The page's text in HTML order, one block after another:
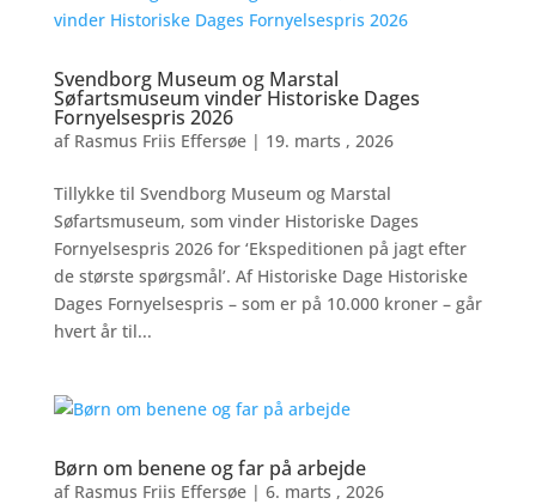
Svendborg Museum og Marstal
Søfartsmuseum vinder Historiske Dages
Fornyelsespris 2026
af Rasmus Friis Effersøe| 19. marts , 2026
Tillykke til Svendborg Museum og Marstal
Søfartsmuseum, som vinder Historiske Dages
Fornyelsespris 2026 for ‘Ekspeditionen på jagt efter
de største spørgsmål’. Af Historiske Dage Historiske
Dages Fornyelsespris – som er på 10.000 kroner – går
hvert år til...
Børn om benene og far på arbejde
af Rasmus Friis Effersøe| 6. marts , 2026